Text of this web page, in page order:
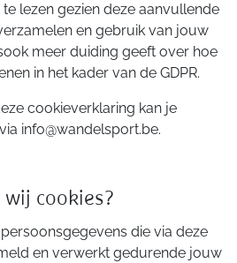
lezen gezien deze aanvullende
en gebruik van jouw
meer duiding geeft over hoe
in het kader van de GDPR.
cookieverklaring kan je
info@wandelsport.be.
wij cookies?
die via deze
en verwerkt gedurende jouw